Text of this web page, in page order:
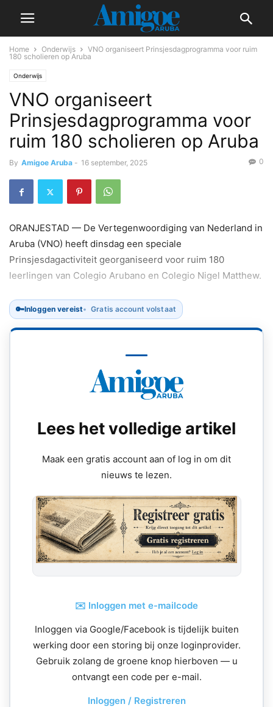
Home Onderwijs
VNO organiseert Prinsjesdagprogramma voor ruim
180 scholieren op Aruba
Onderwijs
VNO organiseert
Prinsjesdagprogramma voor
ruim 180 scholieren op Aruba
By Amigoe Aruba - 16 september, 2025 0
ORANJESTAD — De Vertegenwoordiging van Nederland in
Aruba (VNO) heeft dinsdag een speciale
Prinsjesdagactiviteit georganiseerd voor ruim 180
leerlingen van Colegio Arubano en Colegio Nigel Matthew.
🔑Inloggen vereist Gratis account volstaat
Lees het volledige artikel
Maak een gratis account aan of log in om dit
nieuws te lezen.
✉️ Inloggen met e-mailcode
Inloggen via Google/Facebook is tijdelijk buiten
werking door een storing bij onze loginprovider.
Gebruik zolang de groene knop hierboven — u
ontvangt een code per e-mail.
Inloggen / Registreren